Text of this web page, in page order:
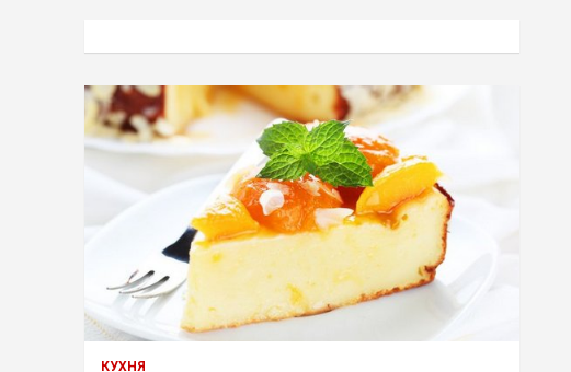
КУХНЯ